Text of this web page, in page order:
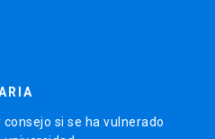
si se ha vulnerado